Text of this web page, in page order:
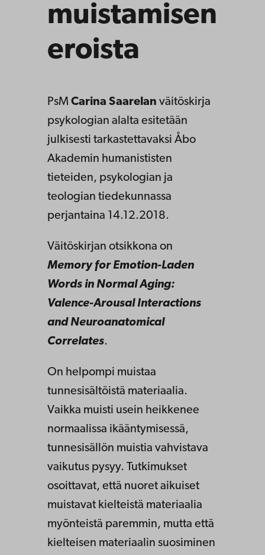
muistamisen
eroista
PsM Carina Saarelan väitöskirja
psykologian alalta esitetään
julkisesti tarkastettavaksi Åbo
Akademin humanististen
tieteiden, psykologian ja
teologian tiedekunnassa
perjantaina 14.12.2018.
Väitöskirjan otsikkona on
Memory for Emotion-Laden
Words in Normal Aging:
Valence-Arousal Interactions
and Neuroanatomical
Correlates.
On helpompi muistaa
tunnesisältöistä materiaalia.
Vaikka muisti usein heikkenee
normaalissa ikääntymisessä,
tunnesisällön muistia vahvistava
vaikutus pysyy. Tutkimukset
osoittavat, että nuoret aikuiset
muistavat kielteistä materiaalia
myönteistä paremmin, mutta että
kielteisen materiaalin suosiminen